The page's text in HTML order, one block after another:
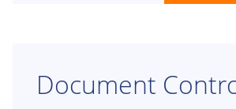
daarbuiten. Je komt terecht in
dat vertrouwt op jouw inzicht,
Document